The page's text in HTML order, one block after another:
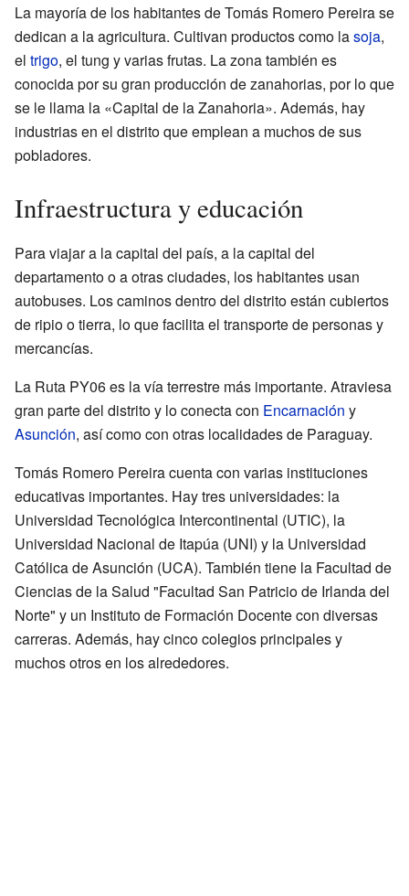
La mayoría de los habitantes de Tomás Romero Pereira se
dedican a la agricultura. Cultivan productos como lasoja,
el trigo, el tung y varias frutas. La zona también es
conocida por su gran producción de zanahorias, por lo que
se le llama la «Capital de la Zanahoria». Además, hay
industrias en el distrito que emplean a muchos de sus
pobladores.
Infraestructura y educación
Para viajar a la capital del país, a la capital del
departamento o a otras ciudades, los habitantes usan
autobuses. Los caminos dentro del distrito están cubiertos
de ripio o tierra, lo que facilita el transporte de personas y
mercancías.
La Ruta PY06 es la vía terrestre más importante. Atraviesa
gran parte del distrito y lo conecta con Encarnación y
Asunción, así como con otras localidades de Paraguay.
Tomás Romero Pereira cuenta con varias instituciones
educativas importantes. Hay tres universidades: la
Universidad Tecnológica Intercontinental (UTIC), la
Universidad Nacional de Itapúa (UNI) y la Universidad
Católica de Asunción (UCA). También tiene la Facultad de
Ciencias de la Salud "Facultad San Patricio de Irlanda del
Norte" y un Instituto de Formación Docente con diversas
carreras. Además, hay cinco colegios principales y
muchos otros en los alrededores.